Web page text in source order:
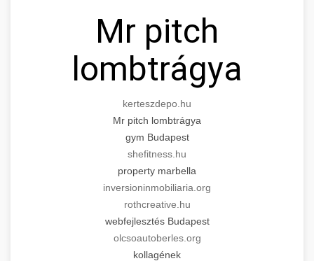
Mr pitch
lombtrágya
kerteszdepo.hu
Mr pitch lombtrágya
gym Budapest
shefitness.hu
property marbella
inversioninmobiliaria.org
rothcreative.hu
webfejlesztés Budapest
olcsoautoberles.org
kollagének